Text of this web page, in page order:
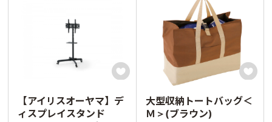

【アイリスオーヤマ】デ
ィスプレイスタンド

大型収納トートバッグ＜
Ｍ＞(ブラウン)